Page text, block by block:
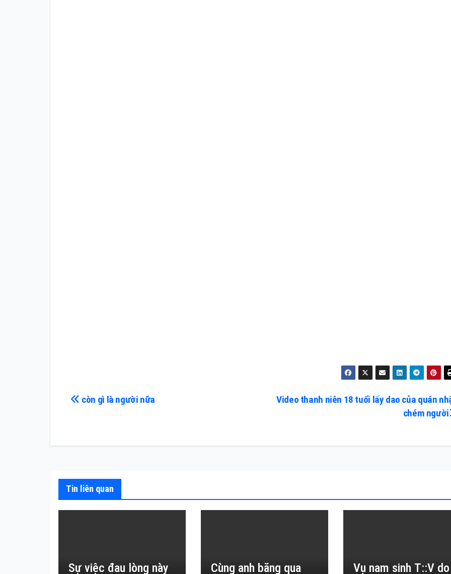
Điều
bài
Video thanh niên 18 tuổi lấy dao của quán
chém người
còn gì là người nữa
Tin liên quan
Sự việc đau lòng này
Cùng anh băng qua
Vụ nam sinh T::V do